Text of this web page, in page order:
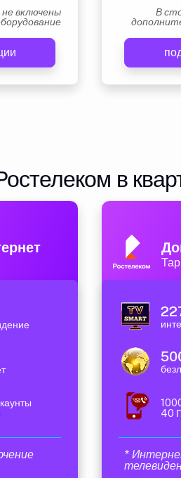
включены
В
в
40
*